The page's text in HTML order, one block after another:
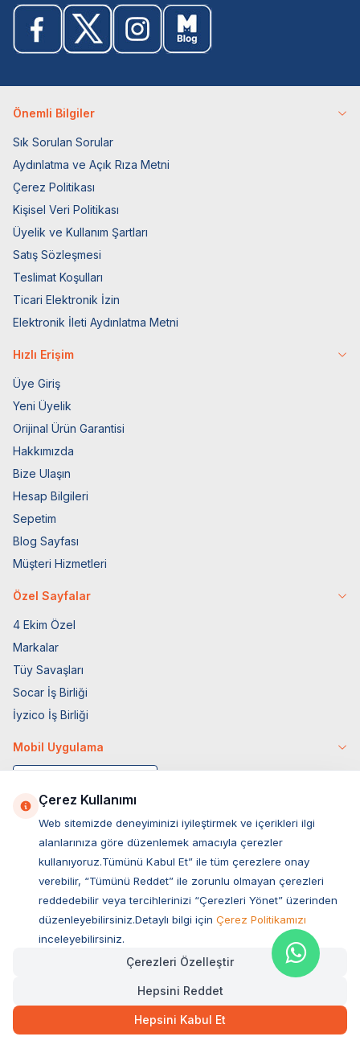
974,00TL Hızlı Teslimat
SEPETE EKLE
Önemli Bilgiler
Sık Sorulan Sorular
Aydınlatma ve Açık Rıza Metni
Çerez Politikası
Kişisel Veri Politikası
Üyelik ve Kullanım Şartları
Satış Sözleşmesi
Teslimat Koşulları
Ticari Elektronik İzin
Elektronik İleti Aydınlatma Metni
Hızlı Erişim
Üye Giriş
Yeni Üyelik
Orijinal Ürün Garantisi
Hakkımızda
Bize Ulaşın
Hesap Bilgileri
Sepetim
Blog Sayfası
Müşteri Hizmetleri
Özel Sayfalar
4 Ekim Özel
Markalar
Tüy Savaşları
Socar İş Birliği
İyzico İş Birliği
Mobil Uygulama
Müşteri Hizmetleri
Sıkça Sorulan Sorular
Ovacık Mah. Hacıoğlu Sok. No:13 Başiskele / KOCAELİ
Müşteri Destek Hattı
Çerez Kullanımı
Web sitemizde deneyiminizi iyileştirmek ve içerikleri ilgi
alanlarınıza göre düzenlemek amacıyla çerezler
kullanıyoruz.Tümünü Kabul Et” ile tüm çerezlere onay
verebilir, “Tümünü Reddet” ile zorunlu olmayan çerezleri
reddedebilir veya tercihlerinizi “Çerezleri Yönet” üzerinden
düzenleyebilirsiniz.Detaylı bilgi için Çerez Politikamızı
inceleyebilirsiniz.
Çerezleri Özelleştir
Hepsini Reddet
Hepsini Kabul Et